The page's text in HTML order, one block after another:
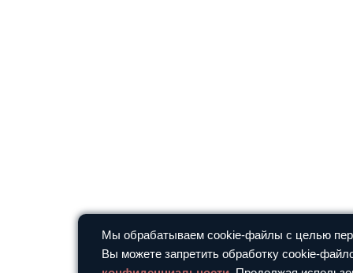
Мы обрабатываем cookie-файлы с целью
Вы можете запретить обработку cookie-